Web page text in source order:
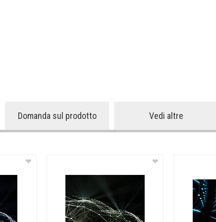
Domanda sul prodotto Vedi altre
❤ ❤